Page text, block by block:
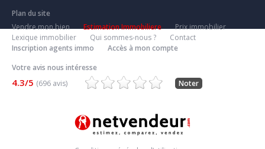
Plan du site
Vendre mon bien
Estimation Immobiliere
Prix immobilier
Lexique immobilier
Qui sommes-nous ?
Contact
Inscription agents immo
Accès à mon compte
Votre avis nous intéresse
4.3/5 (696 avis) Noter